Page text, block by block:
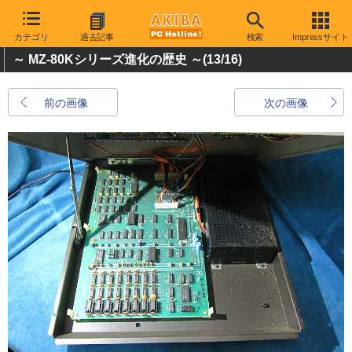
カテゴリ 過去記事 検索 Impressサイト
～ MZ-80Kシリーズ進化の歴史 ～(13/16)
前の画像 次の画像